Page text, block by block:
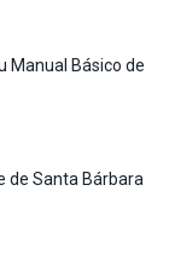
Manual Básico de
de Santa Bárbara